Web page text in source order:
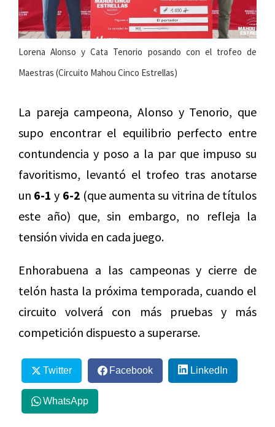
Lorena Alonso y Cata Tenorio posando con el trofeo de
Maestras (Circuito Mahou Cinco Estrellas)
La pareja campeona, Alonso y Tenorio, que
supo encontrar el equilibrio perfecto entre
contundencia y poso a la par que impuso su
favoritismo, levantó el trofeo tras anotarse
un 6-1 y 6-2 (que aumenta su vitrina de títulos
este año) que, sin embargo, no refleja la
tensión vivida en cada juego.
Enhorabuena a las campeonas y cierre de
telón hasta la próxima temporada, cuando el
circuito volverá con más pruebas y más
competición dispuesto a superarse.
Twitter Facebook LinkedIn
WhatsApp